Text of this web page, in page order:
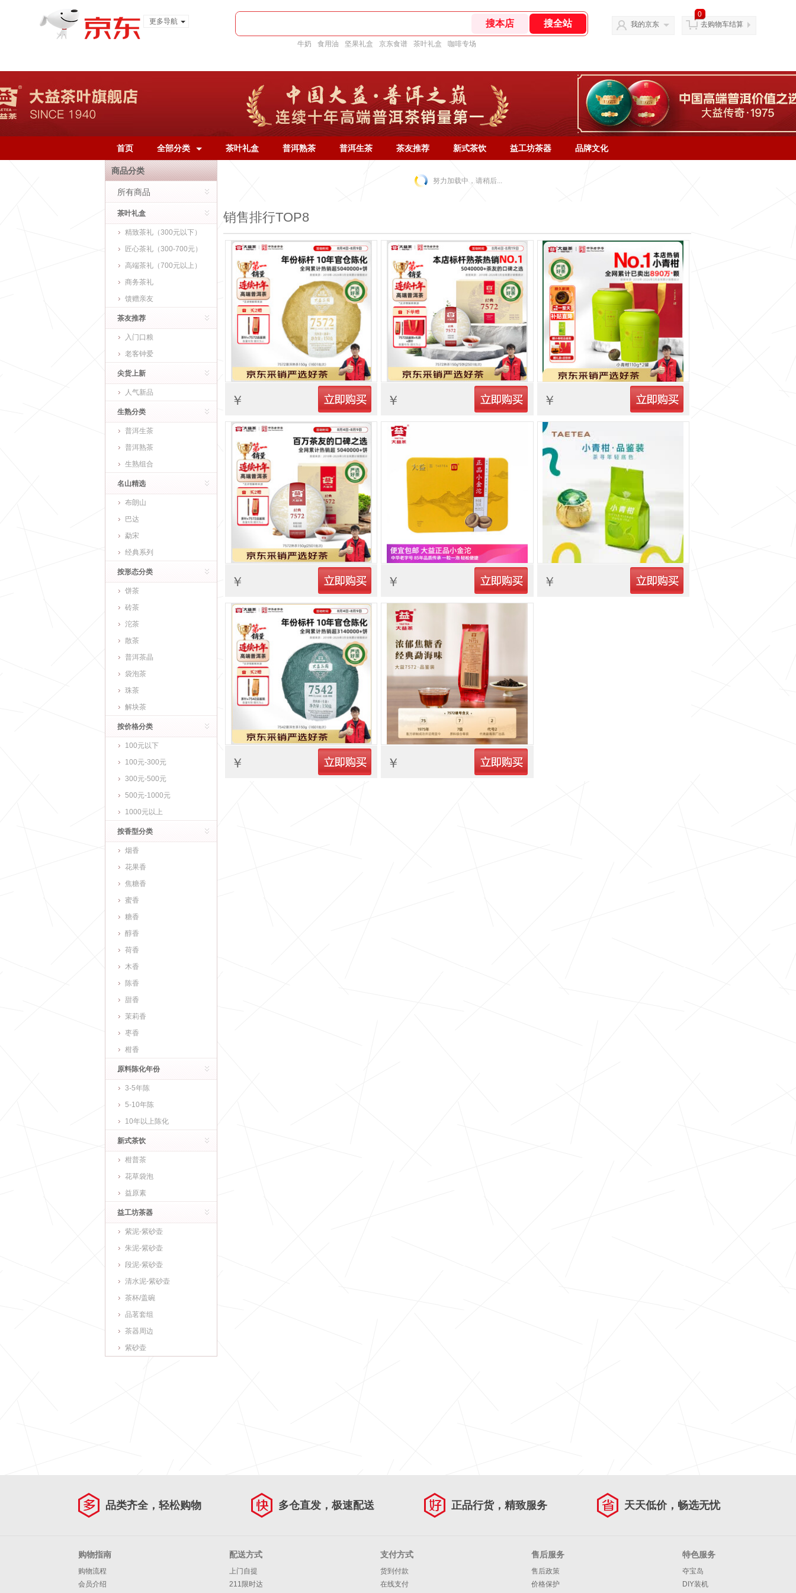
更多导航
牛奶 食用油 坚果礼盒 京东食谱 茶叶礼盒 咖啡专场
我的京东
0
去购物车结算
首页 全部分类 茶叶礼盒 普洱熟茶 普洱生茶 茶友推荐 新式茶饮 益工坊茶器 品牌文化
商品分类
所有商品
茶叶礼盒
精致茶礼（300元以下）
匠心茶礼（300-700元）
高端茶礼（700元以上）
商务茶礼
馈赠亲友
茶友推荐
入门口粮
老客钟爱
尖货上新
人气新品
生熟分类
普洱生茶
普洱熟茶
生熟组合
名山精选
布朗山
巴达
勐宋
经典系列
按形态分类
饼茶
砖茶
沱茶
散茶
普洱茶晶
袋泡茶
珠茶
解块茶
按价格分类
100元以下
100元-300元
300元-500元
500元-1000元
1000元以上
按香型分类
烟香
花果香
焦糖香
蜜香
糖香
醇香
荷香
木香
陈香
甜香
茉莉香
枣香
柑香
原料陈化年份
3-5年陈
5-10年陈
10年以上陈化
新式茶饮
柑普茶
花草袋泡
益原素
益工坊茶器
紫泥-紫砂壶
朱泥-紫砂壶
段泥-紫砂壶
清水泥-紫砂壶
茶杯/盖碗
品茗套组
茶器周边
紫砂壶
努力加载中，请稍后...
销售排行TOP8
￥ 立即购买 ￥ 立即购买 ￥ 立即购买
￥ 立即购买 ￥ 立即购买 ￥ 立即购买
￥ 立即购买 ￥ 立即购买
品类齐全，轻松购物 多仓直发，极速配送 正品行货，精致服务 天天低价，畅选无忧
购物指南
购物流程
会员介绍
配送方式
上门自提
211限时达
支付方式
货到付款
在线支付
售后服务
售后政策
价格保护
特色服务
夺宝岛
DIY装机